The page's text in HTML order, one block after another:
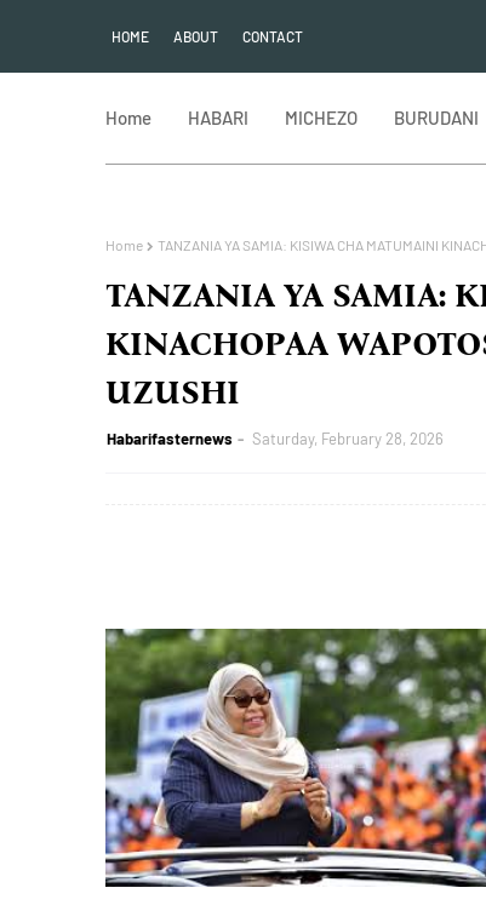
HOME ABOUT CONTACT
Home HABARI MICHEZO BURUDANI
Home TANZANIA YA SAMIA: KISIWA CHA MATUMAINI
TANZANIA YA SAMIA:
KINACHOPAA
UZUSHI
Habarifasternews Saturday, February 28, 2026